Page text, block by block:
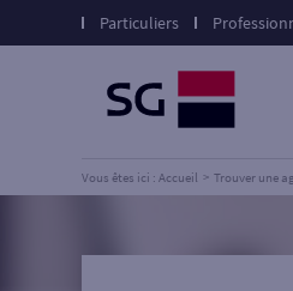
Particuliers
Vous êtes ici : Accueil Trouver une